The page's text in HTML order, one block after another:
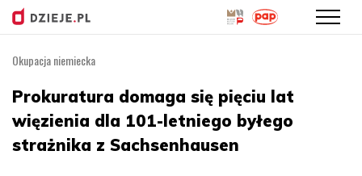
treści
Okupacja niemiecka
Prokuratura domaga się pięciu lat
więzienia dla 101-letniego byłego
strażnika z Sachsenhausen